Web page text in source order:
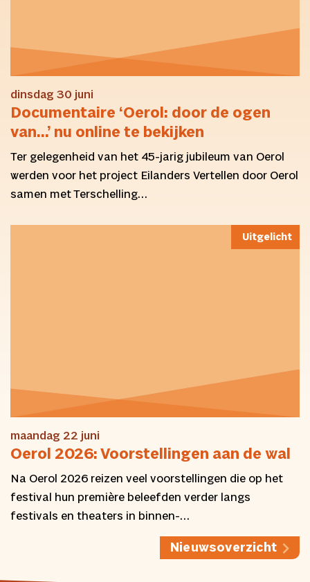
dinsdag 30 juni
Documentaire ‘Oerol: door de ogen
van…’ nu online te bekijken
Ter gelegenheid van het 45-jarig jubileum van Oerol
werden voor het project Eilanders Vertellen door Oerol
samen met Terschelling…
Uitgelicht
maandag 22 juni
Oerol 2026: Voorstellingen aan de wal
Na Oerol 2026 reizen veel voorstellingen die op het
festival hun première beleefden verder langs
festivals en theaters in binnen-…
Nieuwsoverzicht